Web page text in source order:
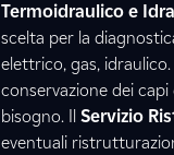
Termoidraulico e
scelta per la
elettrico, gas, idraulico.
conservazione dei
bisogno. Il Servizio
eventuali